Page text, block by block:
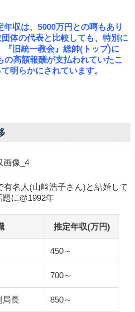
収は、5000万円との噂もあり
体の代表と比較しても、特別に
『旧統一教会』総帥(トップ)に
の高額報酬が支払われていたこ
明らかにされています。
有名人(山﨑浩子さん)と結婚して
題に@1992年
推定年収(万円)
450～
700～
局長 850～